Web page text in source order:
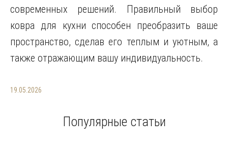
современных решений. Правильный выбор
ковра для кухни способен преобразить ваше
пространство, сделав его теплым и уютным, а
также отражающим вашу индивидуальность.
19.05.2026
Популярные статьи